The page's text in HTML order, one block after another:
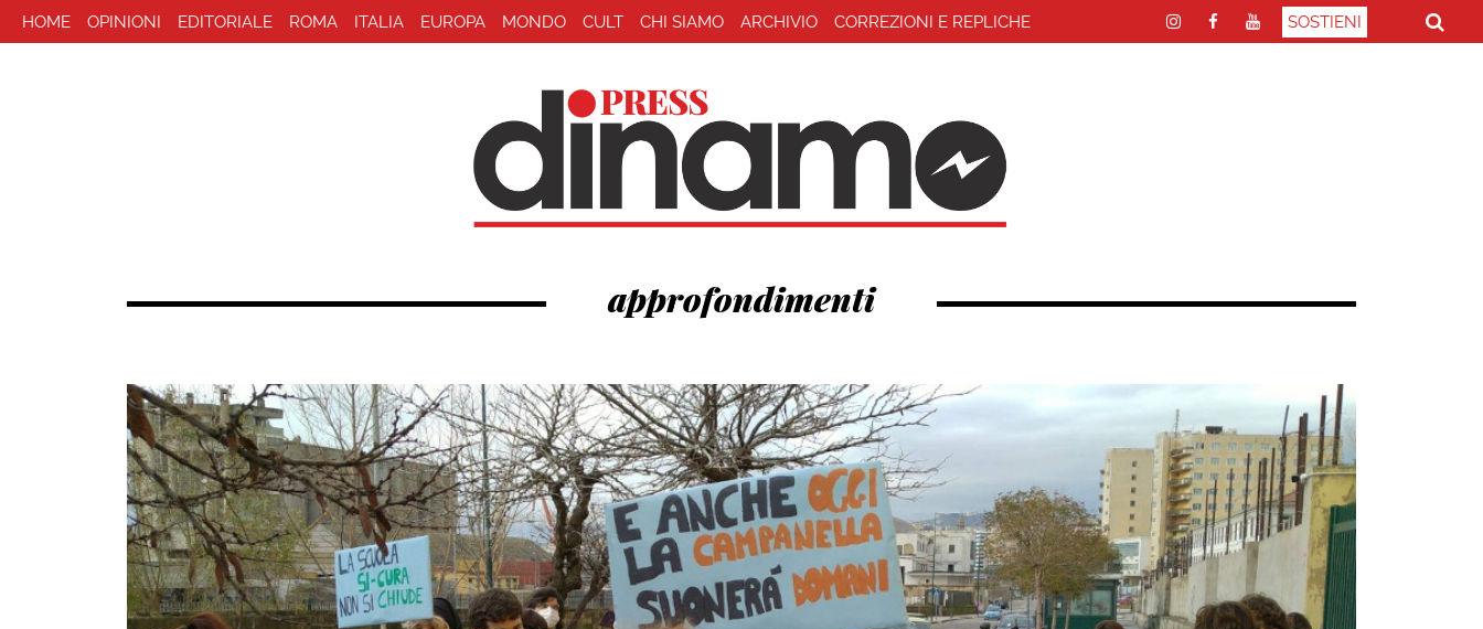
HOME OPINIONI EDITORIALE ROMA ITALIA EUROPA MONDO CULT CHI SIAMO ARCHIVIO CORREZIONI E REPLICHE SOSTIENI
approfondimenti